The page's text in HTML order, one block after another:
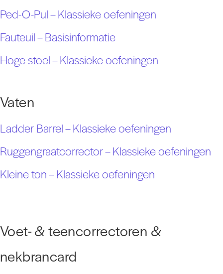
Ped-O-Pul – Klassieke oefeningen
Fauteuil – Basisinformatie
Hoge stoel – Klassieke oefeningen
Vaten
Ladder Barrel – Klassieke oefeningen
Ruggengraatcorrector – Klassieke oefeningen
Kleine ton – Klassieke oefeningen
Voet- & teencorrectoren &
nekbrancard